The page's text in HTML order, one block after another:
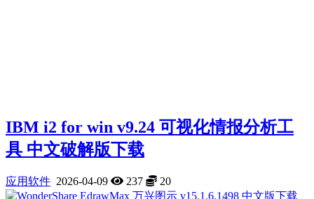
IBM i2 for win v9.24 可视化情报分析工
具 中文破解版下载
应用软件 2026-04-09 237 20